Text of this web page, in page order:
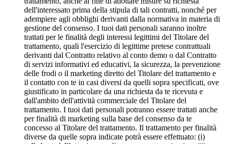
dell'interessato prima della stipula di tali contratti, nonché per
adempiere agli obblighi derivanti dalla normativa in materia di
gestione del consenso. I tuoi dati personali saranno inoltre
trattati per le finalità degli interessi legittimi del Titolare del
trattamento, quali l'esercizio di legittime pretese contrattuali
derivanti dal Contratto relativo al conto demo o dal Contratto
di servizi informativi ed educativi, la sicurezza, la prevenzione
delle frodi o il marketing diretto del Titolare del trattamento e
il contatto con te in casi diversi da quelli sopra specificati, ove
giustificato in particolare da una richiesta da te ricevuta e
dall'ambito dell'attività commerciale del Titolare del
trattamento. I tuoi dati personali potranno essere trattati anche
per finalità di marketing sulla base del consenso da te
concesso al Titolare del trattamento. Il trattamento per finalità
diverse da quelle sopra indicate potrà essere effettuato: (i)